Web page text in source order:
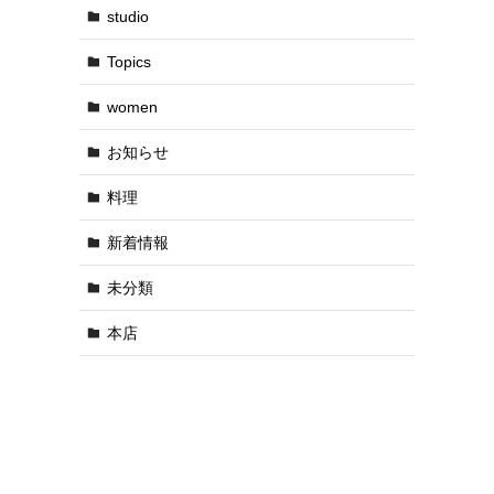
studio
Topics
women
お知らせ
料理
新着情報
未分類
本店